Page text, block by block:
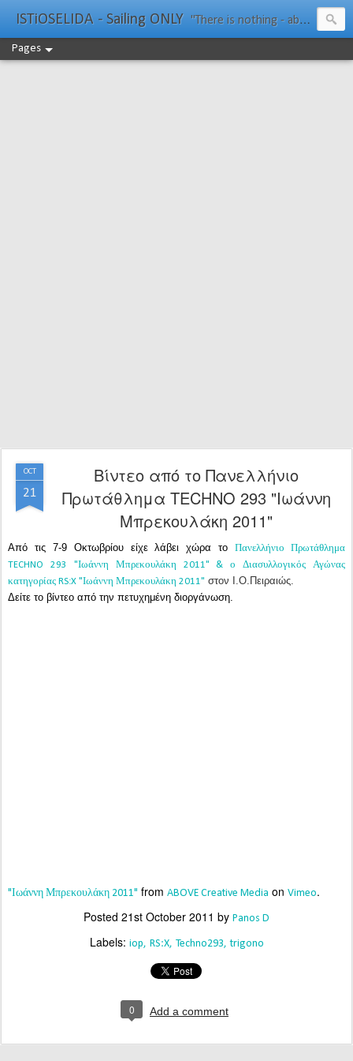
ISTiOSELIDA - Sailing ONLY "There is nothing - absolutely nothing - half so much worth doing as simply messing about in boats." Water Rat, Kenneth Grahame
Pages
OCT
21
Βίντεο από το Πανελλήνιο
Πρωτάθλημα TECHNO 293 "Ιωάννη
Μπρεκουλάκη 2011"
Από τις 7-9 Οκτωβρίου είχε λάβει χώρα τοΠανελλήνιο Πρωτάθλημα
TECHNO 293 "Ιωάννη Μπρεκουλάκη 2011" & ο Διασυλλογικός Αγώνας
κατηγορίας RS:X "Ιωάννη Μπρεκουλάκη 2011" στον Ι.Ο.Πειραιώς.
Δείτε το βίντεο από την πετυχημένη διοργάνωση.
"Ιωάννη Μπρεκουλάκη 2011" from ABOVE Creative Media on Vimeo.
Posted 21st October 2011 by Panos D
Labels: iop RS:X Techno293 trigono
0 Add a comment